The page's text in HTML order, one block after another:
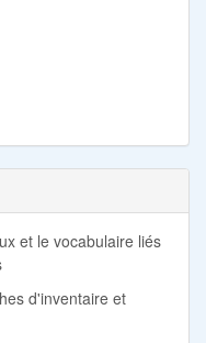
et le vocabulaire liés
d'inventaire et